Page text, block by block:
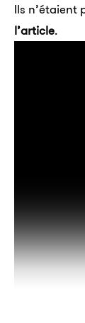
Ils n’étaient
l’article.